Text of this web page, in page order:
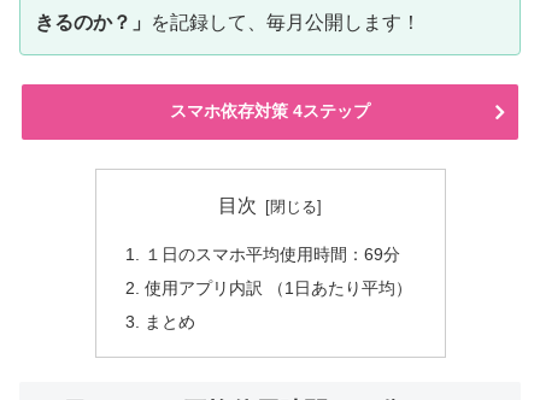
きるのか？」
を記録して、毎月公開します！
スマホ依存対策 4ステップ
目次
１日のスマホ平均使用時間：69分
使用アプリ内訳 （1日あたり平均）
まとめ